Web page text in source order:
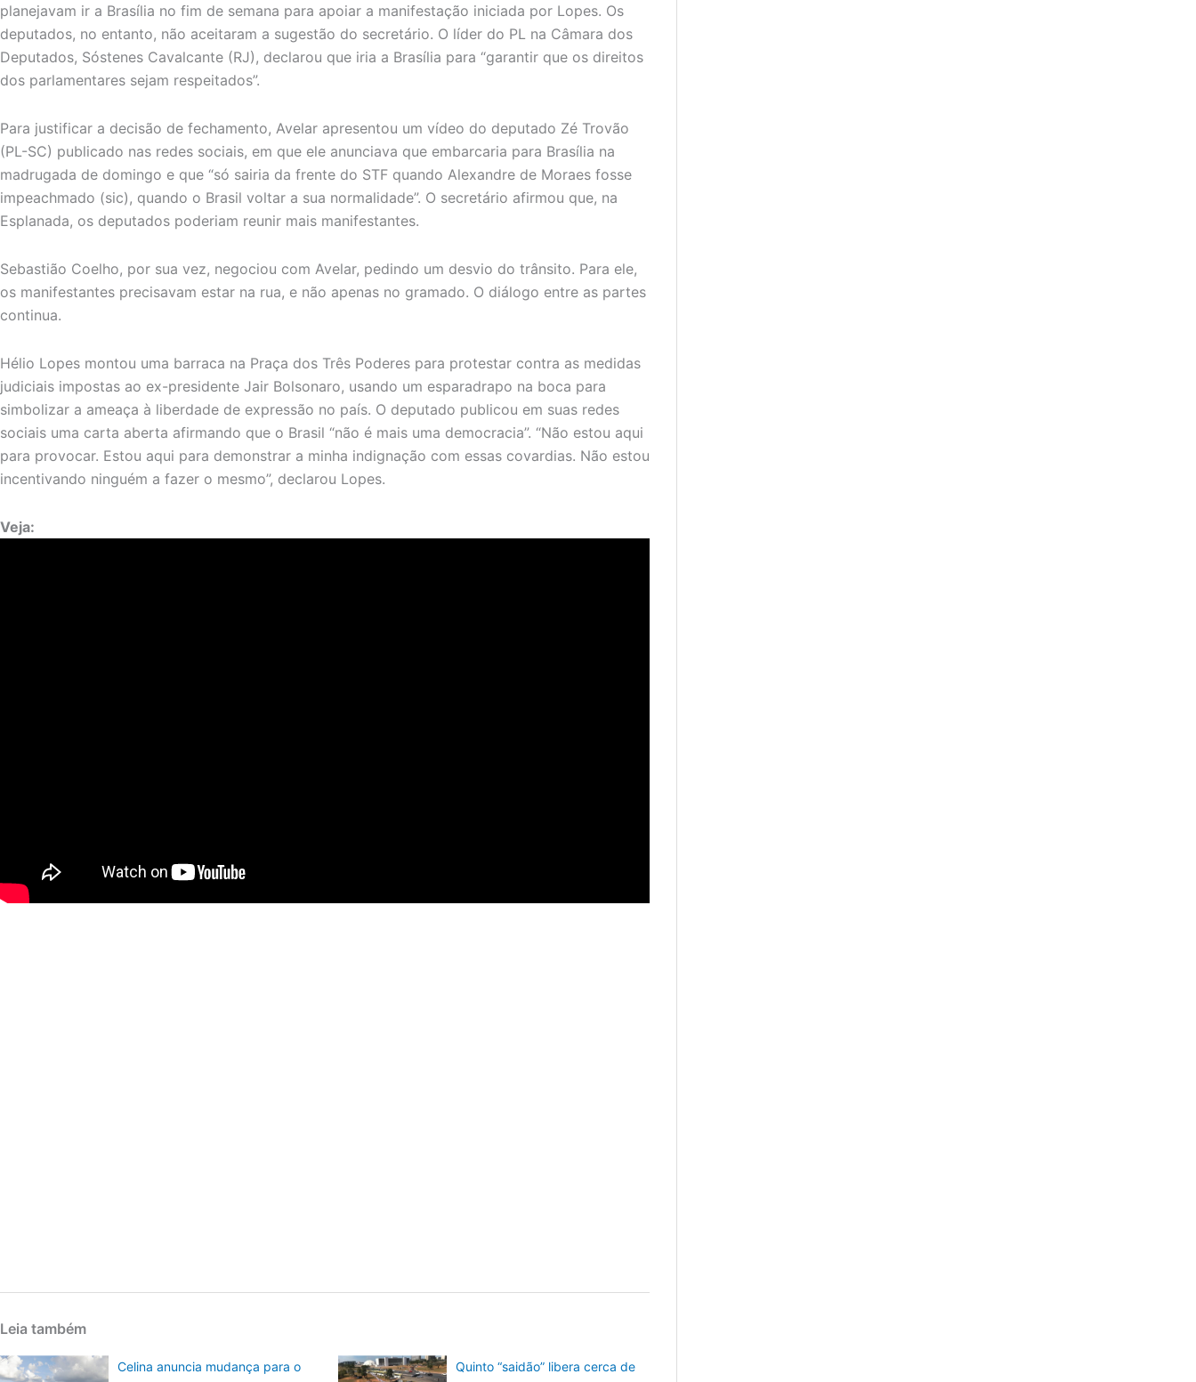
planejavam ir a Brasília no fim de semana para apoiar a manifestação iniciada por Lopes. Os
deputados, no entanto, não aceitaram a sugestão do secretário. O líder do PL na Câmara dos
Deputados, Sóstenes Cavalcante (RJ), declarou que iria a Brasília para “garantir que os direitos
dos parlamentares sejam respeitados”.
Para justificar a decisão de fechamento, Avelar apresentou um vídeo do deputado Zé Trovão
(PL-SC) publicado nas redes sociais, em que ele anunciava que embarcaria para Brasília na
madrugada de domingo e que “só sairia da frente do STF quando Alexandre de Moraes fosse
impeachmado (sic), quando o Brasil voltar a sua normalidade”. O secretário afirmou que, na
Esplanada, os deputados poderiam reunir mais manifestantes.
Sebastião Coelho, por sua vez, negociou com Avelar, pedindo um desvio do trânsito. Para ele,
os manifestantes precisavam estar na rua, e não apenas no gramado. O diálogo entre as partes
continua.
Hélio Lopes montou uma barraca na Praça dos Três Poderes para protestar contra as medidas
judiciais impostas ao ex-presidente Jair Bolsonaro, usando um esparadrapo na boca para
simbolizar a ameaça à liberdade de expressão no país. O deputado publicou em suas redes
sociais uma carta aberta afirmando que o Brasil “não é mais uma democracia”. “Não estou aqui
para provocar. Estou aqui para demonstrar a minha indignação com essas covardias. Não estou
incentivando ninguém a fazer o mesmo”, declarou Lopes.
Veja:
Leia também
Celina anuncia mudança para o Quinto “saidão” libera cerca de